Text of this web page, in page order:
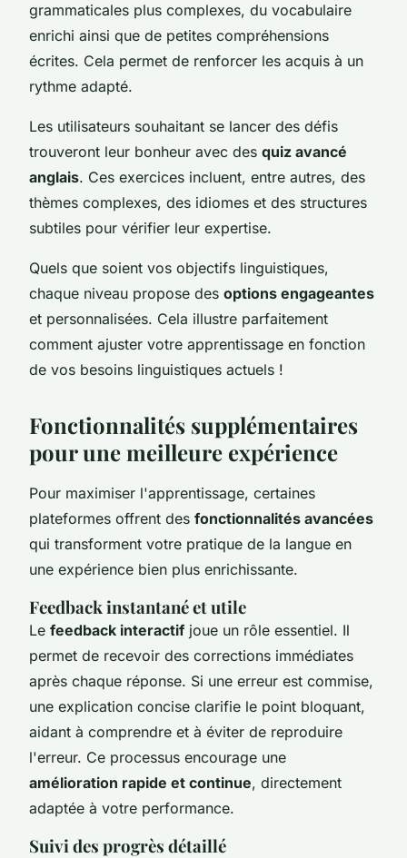
grammaticales plus complexes, du vocabulaire
enrichi ainsi que de petites compréhensions
écrites. Cela permet de renforcer les acquis à un
rythme adapté.
Les utilisateurs souhaitant se lancer des défis
trouveront leur bonheur avec des quiz avancé
anglais. Ces exercices incluent, entre autres, des
thèmes complexes, des idiomes et des structures
subtiles pour vérifier leur expertise.
Quels que soient vos objectifs linguistiques,
chaque niveau propose des options engageantes
et personnalisées. Cela illustre parfaitement
comment ajuster votre apprentissage en fonction
de vos besoins linguistiques actuels !
Fonctionnalités supplémentaires
pour une meilleure expérience
Pour maximiser l'apprentissage, certaines
plateformes offrent des fonctionnalités avancées
qui transforment votre pratique de la langue en
une expérience bien plus enrichissante.
Feedback instantané et utile
Le feedback interactif joue un rôle essentiel. Il
permet de recevoir des corrections immédiates
après chaque réponse. Si une erreur est commise,
une explication concise clarifie le point bloquant,
aidant à comprendre et à éviter de reproduire
l'erreur. Ce processus encourage une
amélioration rapide et continue, directement
adaptée à votre performance.
Suivi des progrès détaillé